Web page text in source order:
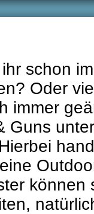
schon
Oder
immer
Guns
können